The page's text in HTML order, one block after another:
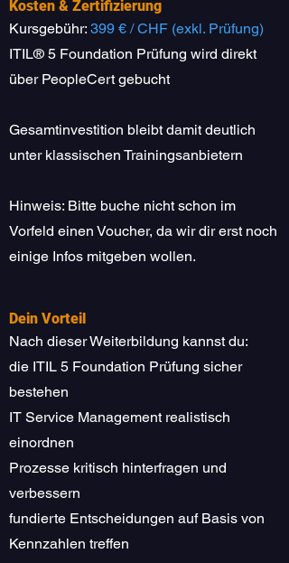
Kosten & Zertifizierung
Kursgebühr: 399 € / CHF (exkl. Prüfung)
ITIL® 5 Foundation Prüfung wird direkt
über PeopleCert gebucht
Gesamtinvestition bleibt damit deutlich
unter klassischen Trainingsanbietern
Hinweis: Bitte buche nicht schon im
Vorfeld einen Voucher, da wir dir erst noch
einige Infos mitgeben wollen.
Dein Vorteil
Nach dieser Weiterbildung kannst du:
die ITIL 5 Foundation Prüfung sicher
bestehen
IT Service Management realistisch
einordnen
Prozesse kritisch hinterfragen und
verbessern
fundierte Entscheidungen auf Basis von
Kennzahlen treffen